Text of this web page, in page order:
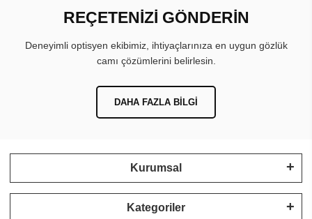
REÇETENİZİ GÖNDERİN
Deneyimli optisyen ekibimiz, ihtiyaçlarınıza en uygun gözlük
camı çözümlerini belirlesin.
DAHA FAZLA BILGI
Kurumsal
Kategoriler